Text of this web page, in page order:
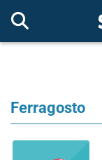
Ferragosto